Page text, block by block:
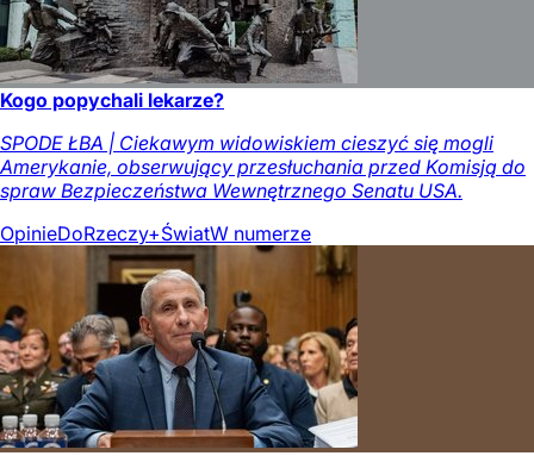
Kogo popychali lekarze?
SPODE ŁBA | Ciekawym widowiskiem cieszyć się mogli
Amerykanie, obserwujący przesłuchania przed Komisją do
spraw Bezpieczeństwa Wewnętrznego Senatu USA.
OpinieDoRzeczy+ŚwiatW numerze